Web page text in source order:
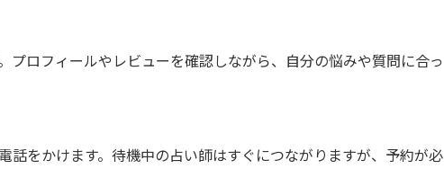
プロフィールやレビューを確認しながら、自分の悩みや質問に合っ
話をかけます。待機中の占い師はすぐにつながりますが、予約が必